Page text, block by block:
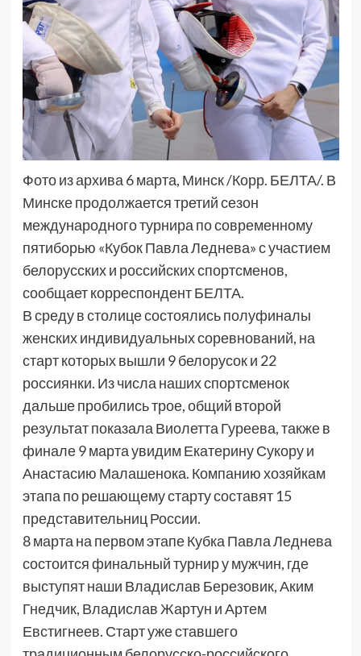
Фото из архива 6 марта, Минск /Корр. БЕЛТА/. В
Минске продолжается третий сезон
международного турнира по современному
пятиборью «Кубок Павла Леднева» с участием
белорусских и российских спортсменов,
сообщает корреспондент БЕЛТА.
В среду в столице состоялись полуфиналы
женских индивидуальных соревнований, на
старт которых вышли 9 белорусок и 22
россиянки. Из числа наших спортсменок
дальше пробились трое, общий второй
результат показала Виолетта Гуреева, также в
финале 9 марта увидим Екатерину Сукору и
Анастасию Малашенока. Компанию хозяйкам
этапа по решающему старту составят 15
представительниц России.
8 марта на первом этапе Кубка Павла Леднева
состоится финальный турнир у мужчин, где
выступят наши Владислав Березовик, Аким
Гнедчик, Владислав Жартун и Артем
Евстигнеев. Старт уже ставшего